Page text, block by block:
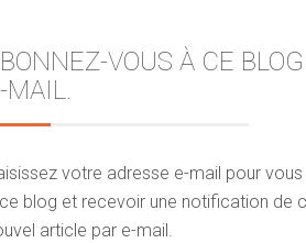
VOUS À CE
MAIL.
votre adresse e-mail pour
blog et recevoir une notification de
article par e-mail.